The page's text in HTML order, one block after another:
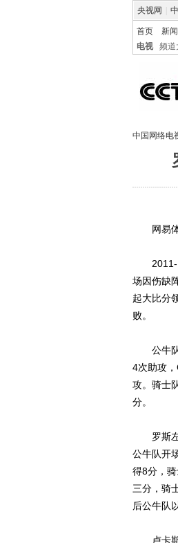
央视网
首页 新闻
电视
频道
中国网络电
网易体
2011-12
场因伤缺
起大比分
败。
公牛队
4次助攻
攻。骑士
分。
罗斯左
公牛队开
得8分，
三分，骑
后公牛队
卢卡斯